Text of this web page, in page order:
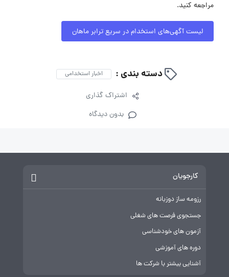
مراجعه کنید.
لیست آگهی‌های استخدام در سریع ترابر ماهان
دسته بندی : اخبار استخدامی
اشتراک گذاری
بدون دیدگاه
کارجویان
رزومه ساز دوزبانه
جستجوی فرصت های شغلی
آزمون های خودشناسی
دوره های آموزشی
آشنایی بیشتر با شرکت ها